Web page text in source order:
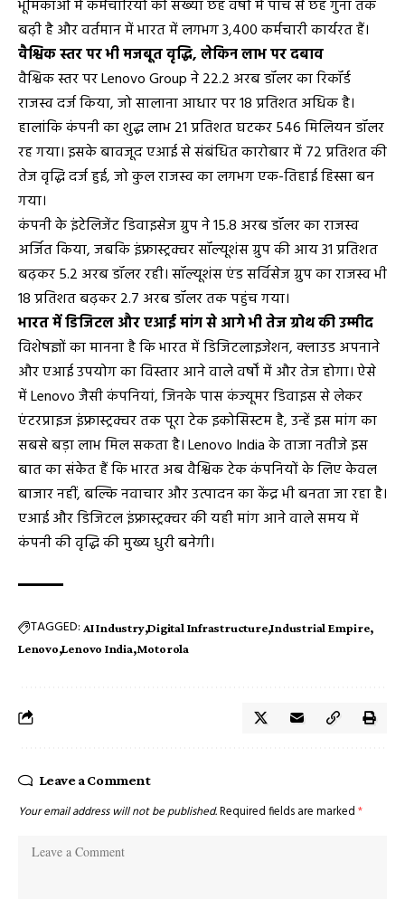
भूमिकाओं में कर्मचारियों की संख्या छह वर्षों में पांच से छह गुना तक
बढ़ी है और वर्तमान में भारत में लगभग 3,400 कर्मचारी कार्यरत हैं।
वैश्विक स्तर पर भी मजबूत वृद्धि, लेकिन लाभ पर दबाव
वैश्विक स्तर पर Lenovo Group ने 22.2 अरब डॉलर का रिकॉर्ड
राजस्व दर्ज किया, जो सालाना आधार पर 18 प्रतिशत अधिक है।
हालांकि कंपनी का शुद्ध लाभ 21 प्रतिशत घटकर 546 मिलियन डॉलर
रह गया। इसके बावजूद एआई से संबंधित कारोबार में 72 प्रतिशत की
तेज वृद्धि दर्ज हुई, जो कुल राजस्व का लगभग एक-तिहाई हिस्सा बन
गया।
कंपनी के इंटेलिजेंट डिवाइसेज ग्रुप ने 15.8 अरब डॉलर का राजस्व
अर्जित किया, जबकि इंफ्रास्ट्रक्चर सॉल्यूशंस ग्रुप की आय 31 प्रतिशत
बढ़कर 5.2 अरब डॉलर रही। सॉल्यूशंस एंड सर्विसेज ग्रुप का राजस्व भी
18 प्रतिशत बढ़कर 2.7 अरब डॉलर तक पहुंच गया।
भारत में डिजिटल और एआई मांग से आगे भी तेज ग्रोथ की उम्मीद
विशेषज्ञों का मानना है कि भारत में डिजिटलाइजेशन, क्लाउड अपनाने
और एआई उपयोग का विस्तार आने वाले वर्षों में और तेज होगा। ऐसे
में Lenovo जैसी कंपनियां, जिनके पास कंज्यूमर डिवाइस से लेकर
एंटरप्राइज इंफ्रास्ट्रक्चर तक पूरा टेक इकोसिस्टम है, उन्हें इस मांग का
सबसे बड़ा लाभ मिल सकता है। Lenovo India के ताजा नतीजे इस
बात का संकेत हैं कि भारत अब वैश्विक टेक कंपनियों के लिए केवल
बाजार नहीं, बल्कि नवाचार और उत्पादन का केंद्र भी बनता जा रहा है।
एआई और डिजिटल इंफ्रास्ट्रक्चर की यही मांग आने वाले समय में
कंपनी की वृद्धि की मुख्य धुरी बनेगी।
TAGGED: AI Industry Digital Infrastructure Industrial Empire
Lenovo Lenovo India Motorola
Leave a Comment
Your email address will not be published.Required fields are marked *